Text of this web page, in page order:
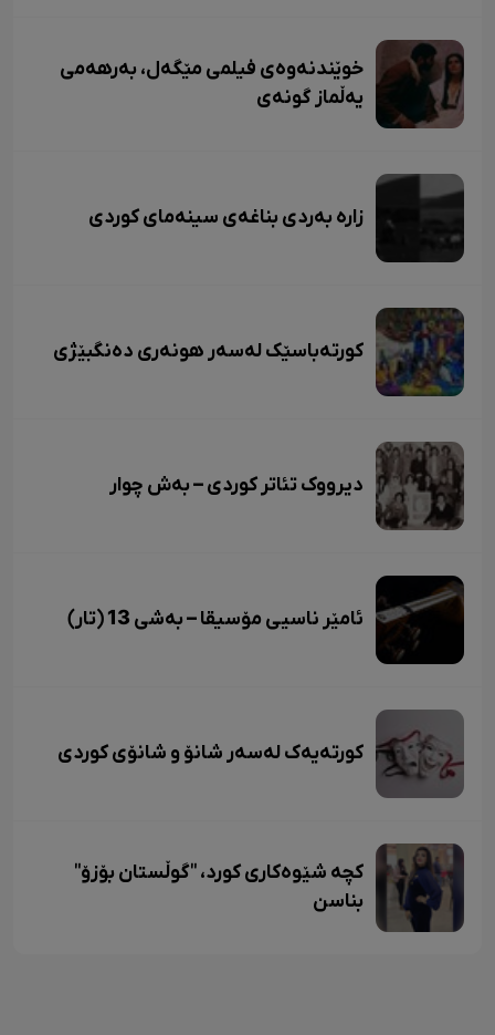
خوێندنەوەی فیلمی مێگەل، بەرهەمی
یەڵماز گونەی
زاره بەردی بناغەی سینەمای کوردی
کورتەباسێک لەسەر هونەری دەنگبێژی
دیرووک تئاتر کوردی – بەش چوار
ئامێر ناسیی مۆسیقا – بەشی 13 (تار)
کورتەیەک لەسەر شانۆ و شانۆی کوردی
کچە شێوەکاری کورد، "گوڵستان بۆزۆ"
بناسن